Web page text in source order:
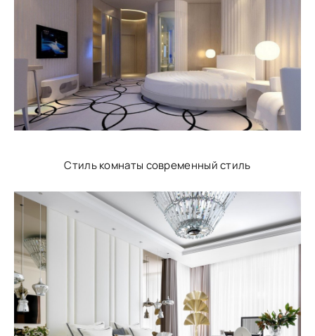
Стиль комнаты современный стиль